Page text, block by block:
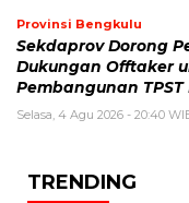
Provinsi Bengkulu
Sekdaprov Dorong
Dukungan Offtaker
Pembangunan TPST
Selasa, 4 Agu 2026 - 20:40
TRENDING